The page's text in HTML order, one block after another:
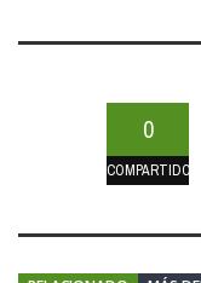
0
COMPARTIDOS